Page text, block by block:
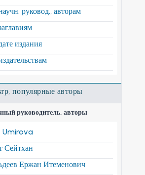
руковод., авторам
издания
популярные авторы
руководитель, авторы
Umirova
Сейтхан
Ержан Итеменович